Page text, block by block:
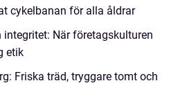
cykelbanan för alla åldrar
När företagskulturen
etik
Friska träd, tryggare tomt och